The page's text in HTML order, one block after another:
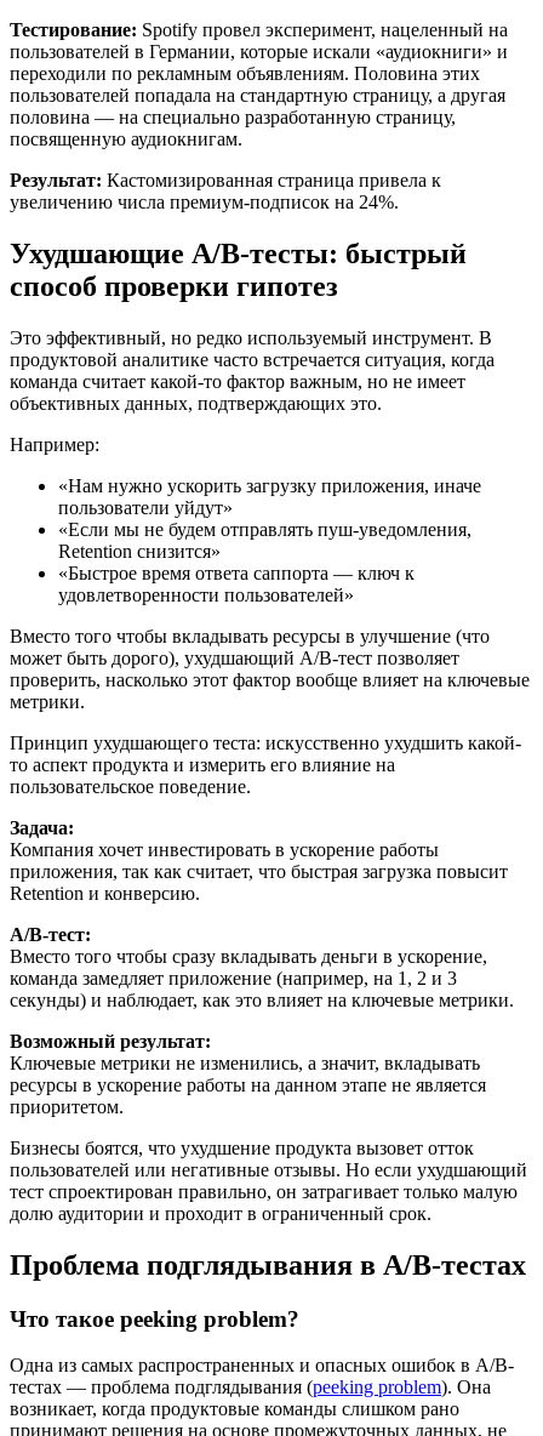
Тестирование: Spotify провел эксперимент, нацеленный на
пользователей в Германии, которые искали «аудиокниги» и
переходили по рекламным объявлениям. Половина этих
пользователей попадала на стандартную страницу, а другая
половина — на специально разработанную страницу,
посвященную аудиокнигам.
Результат: Кастомизированная страница привела к
увеличению числа премиум-подписок на 24%.
Ухудшающие A/B-тесты: быстрый
способ проверки гипотез
Это эффективный, но редко используемый инструмент. В
продуктовой аналитике часто встречается ситуация, когда
команда считает какой-то фактор важным, но не имеет
объективных данных, подтверждающих это.
Например:
«Нам нужно ускорить загрузку приложения, иначе
пользователи уйдут»
«Если мы не будем отправлять пуш-уведомления,
Retention снизится»
«Быстрое время ответа саппорта — ключ к
удовлетворенности пользователей»
Вместо того чтобы вкладывать ресурсы в улучшение (что
может быть дорого), ухудшающий A/B-тест позволяет
проверить, насколько этот фактор вообще влияет на ключевые
метрики.
Принцип ухудшающего теста: искусственно ухудшить какой-
то аспект продукта и измерить его влияние на
пользовательское поведение.
Задача:
Компания хочет инвестировать в ускорение работы
приложения, так как считает, что быстрая загрузка повысит
Retention и конверсию.
A/B-тест:
Вместо того чтобы сразу вкладывать деньги в ускорение,
команда замедляет приложение (например, на 1, 2 и 3
секунды) и наблюдает, как это влияет на ключевые метрики.
Возможный результат:
Ключевые метрики не изменились, а значит, вкладывать
ресурсы в ускорение работы на данном этапе не является
приоритетом.
Бизнесы боятся, что ухудшение продукта вызовет отток
пользователей или негативные отзывы. Но если ухудшающий
тест спроектирован правильно, он затрагивает только малую
долю аудитории и проходит в ограниченный срок.
Проблема подглядывания в A/B-тестах
Что такое peeking problem?
Одна из самых распространенных и опасных ошибок в A/B-
тестах — проблема подглядывания (peeking problem). Она
возникает, когда продуктовые команды слишком рано
принимают решения на основе промежуточных данных, не